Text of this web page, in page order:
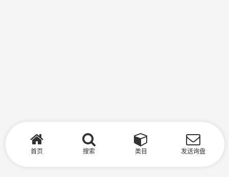
首页 搜索 类目 发送询盘